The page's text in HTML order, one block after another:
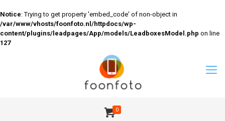
Notice: Trying to get property 'embed_code' of non-object in
/var/www/vhosts/foonfoto.nl/httpdocs/wp-
content/plugins/leadpages/App/models/LeadboxesModel.php on line
127
0